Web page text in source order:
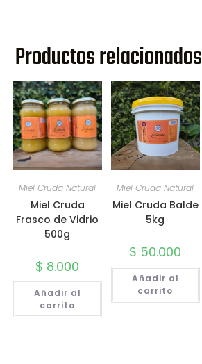
Productos relacionados
Miel Cruda Natural
Miel Cruda
Frasco de Vidrio
500g
$ 8.000
Añadir al
carrito
Miel Cruda Natural
Miel Cruda Balde
5kg
$ 50.000
Añadir al
carrito